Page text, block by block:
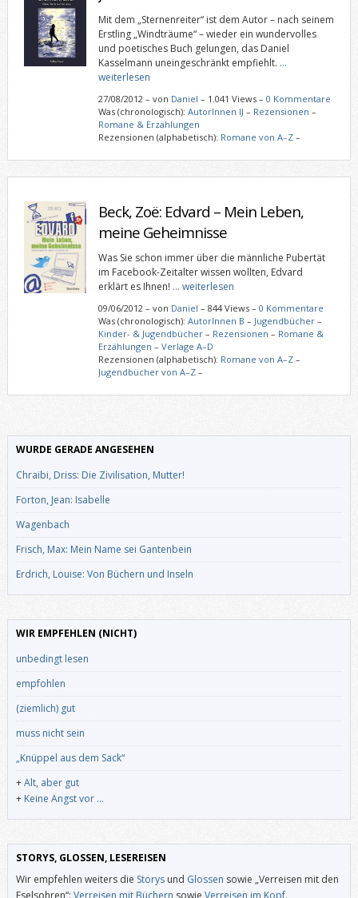
Mit dem „Sternenreiter“ ist dem Autor – nach seinem
Erstling „Windträume“ – wieder ein wundervolles
und poetisches Buch gelungen, das Daniel
Kasselmann uneingeschränkt empfiehlt. …
weiterlesen
27/08/2012 – von Daniel – 1.041 Views – 0 Kommentare
Was (chronologisch): AutorInnen IJ – Rezensionen –
Romane & Erzählungen
Rezensionen (alphabetisch): Romane von A–Z–
Beck, Zoë: Edvard – Mein Leben,
meine Geheimnisse
Was Sie schon immer über die männliche Pubertät
im Facebook-Zeitalter wissen wollten, Edvard
erklärt es Ihnen! … weiterlesen
09/06/2012 – von Daniel – 844 Views – 0 Kommentare
Was (chronologisch): AutorInnen B – Jugendbücher–
Kinder- & Jugendbücher– Rezensionen – Romane &
Erzählungen – Verlage A–D
Rezensionen (alphabetisch): Romane von A–Z–
Jugendbücher von A–Z–
WURDE GERADE ANGESEHEN
Chraibi, Driss: Die Zivilisation, Mutter!
Forton, Jean: Isabelle
Wagenbach
Frisch, Max: Mein Name sei Gantenbein
Erdrich, Louise: Von Büchern und Inseln
WIR EMPFEHLEN (NICHT)
unbedingt lesen
empfohlen
(ziemlich) gut
muss nicht sein
„Knüppel aus dem Sack“
+Alt, aber gut
+ Keine Angst vor …
STORYS, GLOSSEN, LESEREISEN
Wir empfehlen weiters die Storysund Glossen sowie „Verreisen mit den
Eselsohren“: Verreisen mit Büchern sowie Verreisen im Kopf.